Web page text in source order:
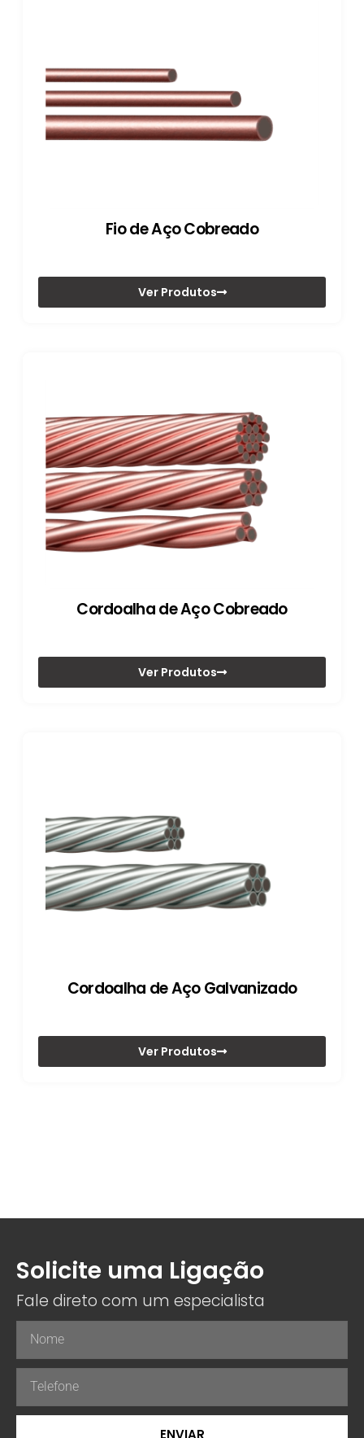
Fio de Aço Cobreado
Ver Produtos
Cordoalha de Aço Cobreado
Ver Produtos
Cordoalha de Aço Galvanizado
Ver Produtos
Solicite uma Ligação
Fale direto com um especialista
ENVIAR